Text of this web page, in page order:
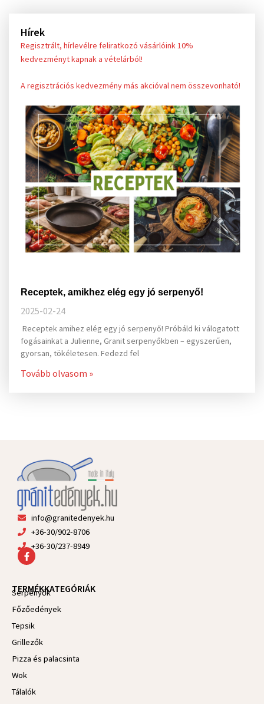
Hírek
Regisztrált, hírlevélre feliratkozó vásárlóink 10%
kedvezményt kapnak a vételárból!
A regisztrációs kedvezmény más akcióval nem összevonható!
Receptek, amikhez elég egy jó serpenyő!
2025-02-24
Receptek amihez elég egy jó serpenyő! Próbáld ki válogatott
fogásainkat a Julienne, Granit serpenyőkben – egyszerűen,
gyorsan, tökéletesen. Fedezd fel
Tovább olvasom »
info@granitedenyek.hu
+36-30/902-8706
+36-30/237-8949
F
a
e
b
o
-
TERMÉKKATEGÓRIÁK
Serpenyők
Főzőedények
Tepsik
Grillezők
Pizza és palacsinta
Wok
Tálalók